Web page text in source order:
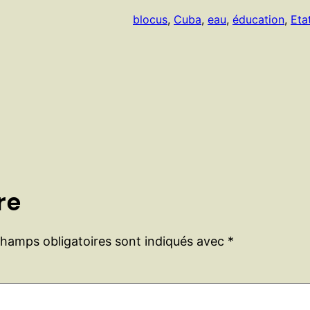
blocus, Cuba, eau, éducation,
obligatoires sont indiqués avec *